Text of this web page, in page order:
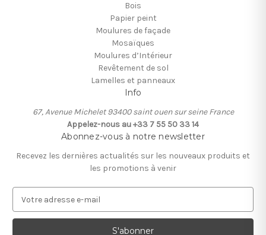
Bois
Papier peint
Moulures de façade
Mosaïques
Moulures d’Intérieur
Revêtement de sol
Lamelles et panneaux
Info
67, Avenue Michelet 93400 saint ouen sur seine France
Appelez-nous au +33 7 55 50 33 14
Abonnez-vous à notre newsletter
Recevez les dernières actualités sur les nouveaux produits et
les promotions à venir
r